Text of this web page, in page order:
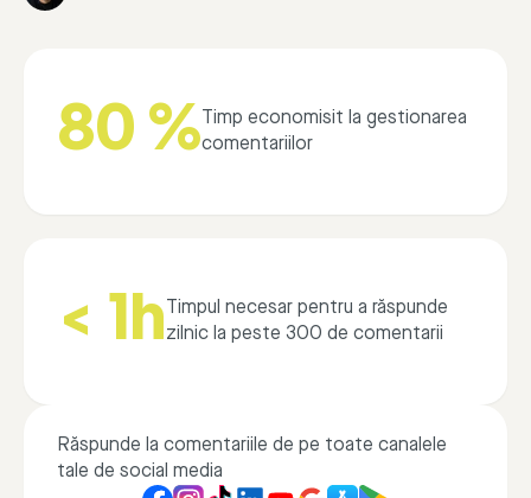
80 %Timp economisit la gestionarea
comentariilor
< 1hTimpul necesar pentru a răspunde
zilnic la peste 300 de comentarii
Răspunde la comentariile de pe toate canalele
tale de social media